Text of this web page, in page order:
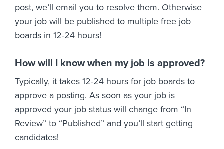
post, we’ll email you to resolve them. Otherwise
your job will be published to multiple free job
boards in 12-24 hours!
How will I know when my job is approved?
Typically, it takes 12-24 hours for job boards to
approve a posting. As soon as your job is
approved your job status will change from “In
Review” to “Published” and you’ll start getting
candidates!